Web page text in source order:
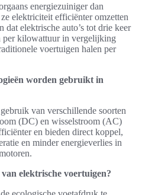
energiezuiniger dan
elektriciteit efficiënter omzetten
dat elektrische auto’s tot drie keer
per kilowattuur in vergelijking
voertuigen halen per
worden gebruikt in
van verschillende soorten
(DC) en wisselstroom (AC)
en bieden direct koppel,
en minder energieverlies in
elektrische voertuigen?